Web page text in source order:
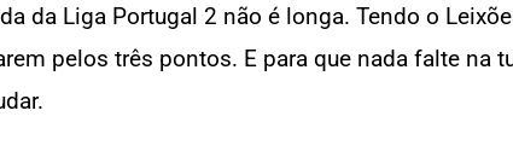
da Liga Portugal 2 não é longa. Tendo o
pelos três pontos. E para que nada falte na